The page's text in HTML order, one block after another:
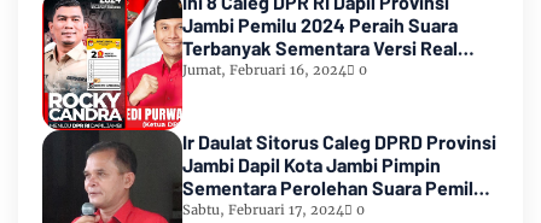
Jambi Pemilu 2024 Peraih Suara
Terbanyak Sementara Versi Real
Count KPU RI
Jumat, Februari 16, 2024 0
Ir Daulat Sitorus Caleg DPRD Provinsi
Jambi Dapil Kota Jambi Pimpin
Sementara Perolehan Suara Pemilu
2024
Sabtu, Februari 17, 2024 0